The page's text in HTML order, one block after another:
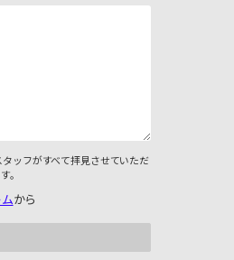
ッフがすべて拝見させていただ
。
から